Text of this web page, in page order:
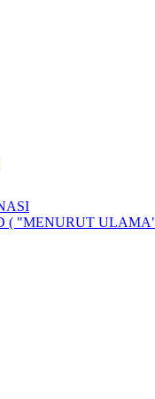
"MENURUT